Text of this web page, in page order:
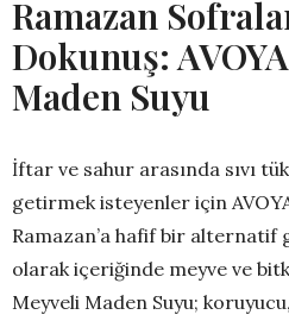
Ramazan
Dokunuş:
Maden Suyu
İftar ve sahur arasında sıvı
getirmek isteyenler için
Ramazan’a hafif bir alternatif
olarak içeriğinde meyve ve
Meyveli Maden Suyu;